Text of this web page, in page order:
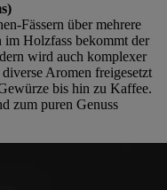
Fässern über mehrere
im Holzfass bekommt der
wird auch komplexer
Aromen freigesetzt
bis hin zu Kaffee.
zum puren Genuss